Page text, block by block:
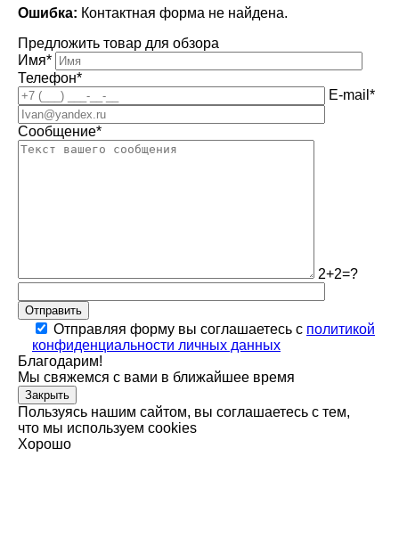
Ошибка: Контактная форма не найдена.
Предложить товар для обзора
Имя*
Телефон*
E-mail*
Сообщение*
2+2=?
Отправить
Отправляя форму вы соглашаетесь с политикой
конфиденциальности личных данных
Благодарим!
Мы свяжемся с вами в ближайшее время
Закрыть
Пользуясь нашим сайтом, вы соглашаетесь с тем,
что мы используем cookies
Хорошо